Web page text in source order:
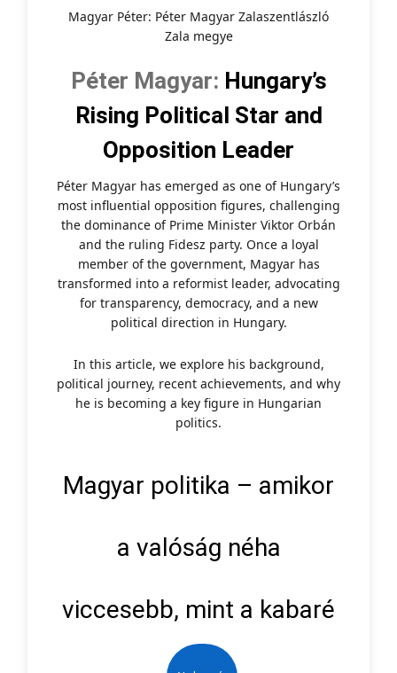
Magyar Péter: Péter Magyar Zalaszentlászló
Zala megye
Péter Magyar: Hungary’s
Rising Political Star and
Opposition Leader
Péter Magyar has emerged as one of Hungary’s
most influential opposition figures, challenging
the dominance of Prime Minister Viktor Orbán
and the ruling Fidesz party. Once a loyal
member of the government, Magyar has
transformed into a reformist leader, advocating
for transparency, democracy, and a new
political direction in Hungary.
In this article, we explore his background,
political journey, recent achievements, and why
he is becoming a key figure in Hungarian
politics.
Magyar politika – amikor
a valóság néha
viccesebb, mint a kabaré